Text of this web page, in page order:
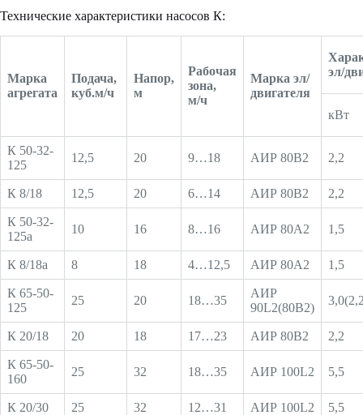
Технические характеристики насосов К:
Марка
агрегата
Подача,
куб.м/ч
Напор,
м
Рабочая
зона,
м/ч
Марка эл/
двигателя
эл/
кВт
К 50-32-
125
12,5 20 9…18 АИР 80В2 2,2
К 8/18 12,5 20 6…14 АИР 80В2 2,2
К 50-32-
125а
10 16 8…16 АИР 80А2 1,5
К 8/18а 8 18 4…12,5 АИР 80А2 1,5
К 65-50-
125
25 20 18…35
АИР
90L2(80В2)
К 20/18 20 18 17…23 АИР 80В2 2,2
К 65-50-
160
25 32 18…35 АИР 100L2 5,5
К 20/30 25 32 12…31 АИР 100L2 5,5